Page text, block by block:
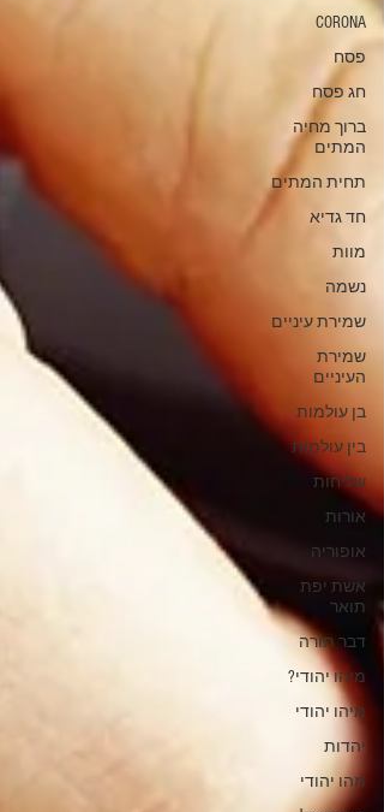
CORONA
פסח
חג פסח
ברוך מחיה
המתים
תחית המתים
חד גדיא
מוות
נשמה
שמירת עיניים
שמירת
העיניים
בן עולמות
בין עולמות
שליחות
אורות
אופוריה
אשת יפת
תואר
דבר תורה
מיהו יהודי?
מיהו יהודי
יהדות
מהו יהודי